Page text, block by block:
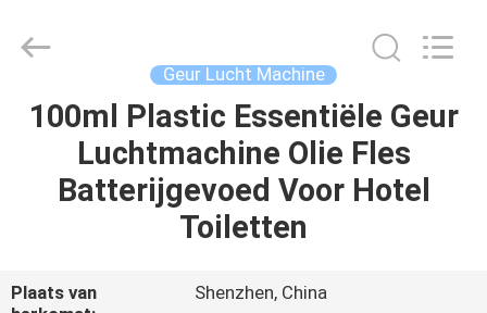
HUIS
PRODUCTEN
Online
Market.
Developed
Geur Lucht Machine
100ml Plastic Essentiële Geur
Luchtmachine Olie Fles
Batterijgevoed Voor Hotel
Toiletten
Plaats van
Shenzhen, China